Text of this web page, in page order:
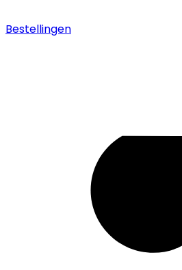
Bestellingen